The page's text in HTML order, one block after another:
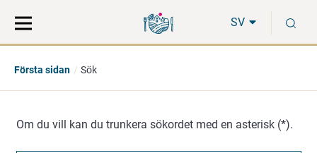
direkt
till
på
hela
SV
Första sidan Sök
Om du vill kan du trunkera sökordet med en asterisk (*).